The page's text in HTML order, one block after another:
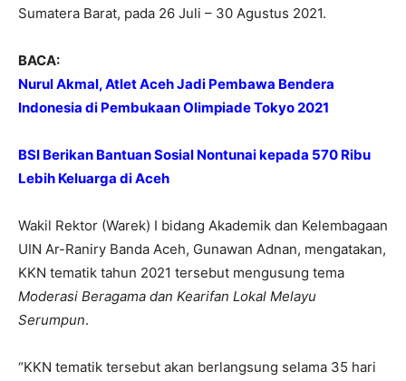
Sumatera Barat, pada 26 Juli – 30 Agustus 2021.
BACA:
Nurul Akmal, Atlet Aceh Jadi Pembawa Bendera
Indonesia di Pembukaan Olimpiade Tokyo 2021
BSI Berikan Bantuan Sosial Nontunai kepada 570 Ribu
Lebih Keluarga di Aceh
Wakil Rektor (Warek) I bidang Akademik dan Kelembagaan
UIN Ar-Raniry Banda Aceh, Gunawan Adnan, mengatakan,
KKN tematik tahun 2021 tersebut mengusung tema
Moderasi Beragama dan Kearifan Lokal Melayu
Serumpun.
“KKN tematik tersebut akan berlangsung selama 35 hari